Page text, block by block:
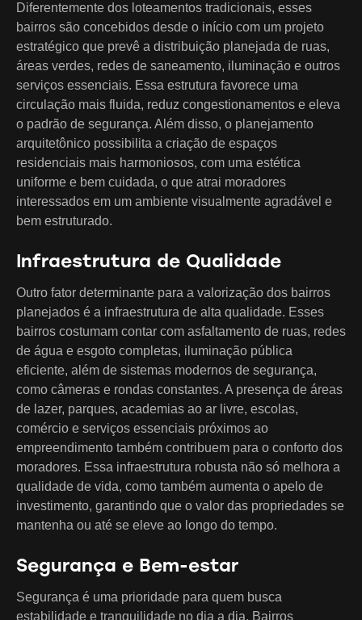
Diferentemente dos loteamentos tradicionais, esses
bairros são concebidos desde o início com um projeto
estratégico que prevê a distribuição planejada de ruas,
áreas verdes, redes de saneamento, iluminação e outros
serviços essenciais. Essa estrutura favorece uma
circulação mais fluida, reduz congestionamentos e eleva
o padrão de segurança. Além disso, o planejamento
arquitetônico possibilita a criação de espaços
residenciais mais harmoniosos, com uma estética
uniforme e bem cuidada, o que atrai moradores
interessados em um ambiente visualmente agradável e
bem estruturado.
Infraestrutura de Qualidade
Outro fator determinante para a valorização dos bairros
planejados é a infraestrutura de alta qualidade. Esses
bairros costumam contar com asfaltamento de ruas, redes
de água e esgoto completas, iluminação pública
eficiente, além de sistemas modernos de segurança,
como câmeras e rondas constantes. A presença de áreas
de lazer, parques, academias ao ar livre, escolas,
comércio e serviços essenciais próximos ao
empreendimento também contribuem para o conforto dos
moradores. Essa infraestrutura robusta não só melhora a
qualidade de vida, como também aumenta o apelo de
investimento, garantindo que o valor das propriedades se
mantenha ou até se eleve ao longo do tempo.
Segurança e Bem-estar
Segurança é uma prioridade para quem busca
estabilidade e tranquilidade no dia a dia. Bairros